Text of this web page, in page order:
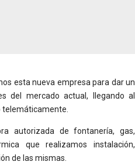
esta nueva empresa para dar un
del mercado actual, llegando al
autorizada de fontanería, gas,
que realizamos instalación,
de las mismas.